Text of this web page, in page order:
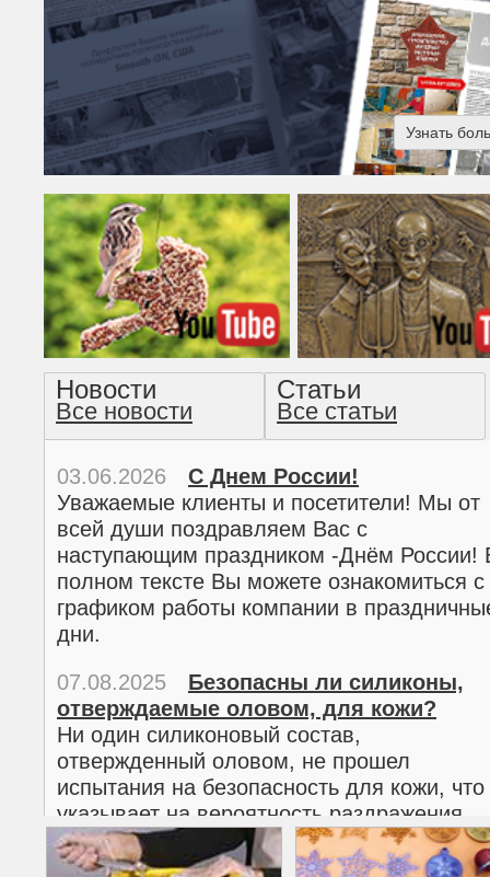
Узнать
Американская готика -
прочтение методом
Новости
Все новости
Статьи
Все статьи
03.06.2026
С Днем России!
Уважаемые клиенты и посетители! Мы от
всей души поздравляем Вас с
наступающим праздником -Днём России!
полном тексте Вы можете ознакомиться с
графиком работы компании в
дни.
02.03.2026
С 8 марта!
Дорогие женщины!
Поздравляем Вас с наступающим
Международным женским днем 8 марта!
полном тексте можно ознакомиться с
графиком работы компании в
07.08.2025
Безопасны ли силиконы,
отверждаемые оловом, для кожи?
Ни один силиконовый состав,
отвержденный оловом, не прошел
испытания на безопасность для кожи, что
указывает на вероятность раздражения
кожи.